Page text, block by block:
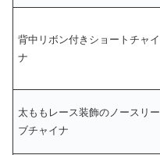
背中リボン付きショートチャイ
ナ
太ももレース装飾のノースリー
ブチャイナ